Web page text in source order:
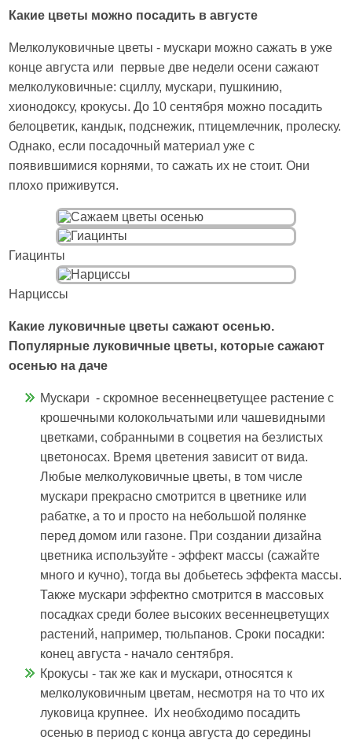
Какие цветы можно посадить в августе
Мелколуковичные цветы - мускари можно сажать в уже
конце августа или первые две недели осени сажают
мелколуковичные: сциллу, мускари, пушкинию,
хионодоксу, крокусы. До 10 сентября можно посадить
белоцветик, кандык, подснежик, птицемлечник, пролеску.
Однако, если посадочный материал уже с
появившимися корнями, то сажать их не стоит. Они
плохо приживутся.
Гиацинты
Нарциссы
Какие луковичные цветы сажают осенью.
Популярные луковичные цветы, которые сажают
осенью на даче
Мускари - скромное весеннецветущее растение с
крошечными колокольчатыми или чашевидными
цветками, собранными в соцветия на безлистых
цветоносах. Время цветения зависит от вида.
Любые мелколуковичные цветы, в том числе
мускари прекрасно смотрится в цветнике или
рабатке, а то и просто на небольшой полянке
перед домом или газоне. При создании дизайна
цветника используйте - эффект массы (сажайте
много и кучно), тогда вы добьетесь эффекта массы.
Также мускари эффектно смотрится в массовых
посадках среди более высоких весеннецветущих
растений, например, тюльпанов. Сроки посадки:
конец августа - начало сентября.
Крокусы - так же как и мускари, относятся к
мелколуковичным цветам, несмотря на то что их
луковица крупнее. Их необходимо посадить
осенью в период с конца августа до середины